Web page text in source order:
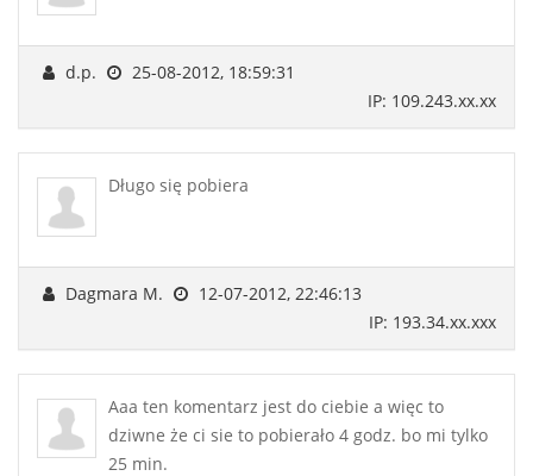
d.p.
25-08-2012, 18:59:31
IP: 109.243.xx.xx
Długo się pobiera
Dagmara M.
12-07-2012, 22:46:13
IP: 193.34.xx.xxx
Aaa ten komentarz jest do ciebie a więc to
dziwne że ci sie to pobierało 4 godz. bo mi tylko
25 min.